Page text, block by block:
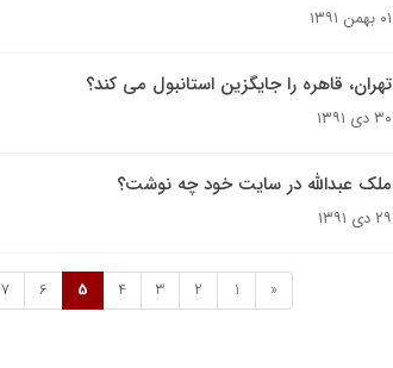
۰۱ بهمن ۱۳۹۱
تهران، قاهره را جایگزین استانبول می کند؟
۳۰ دی ۱۳۹۱
ملک عبدالله در سایت خود چه نوشت؟
۲۹ دی ۱۳۹۱
«
1
2
3
4
5
6
7